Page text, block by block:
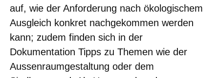
auf, wie der Anforderung nach ökologischem
Ausgleich konkret nachgekommen werden
kann; zudem finden sich in der
Dokumentation Tipps zu Themen wie der
Aussenraumgestaltung oder dem